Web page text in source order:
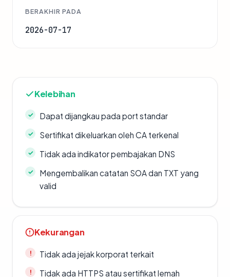
BERAKHIR PADA
2026-07-17
Kelebihan
Dapat dijangkau pada port standar
Sertifikat dikeluarkan oleh CA terkenal
Tidak ada indikator pembajakan DNS
Mengembalikan catatan SOA dan TXT yang
valid
Kekurangan
Tidak ada jejak korporat terkait
Tidak ada HTTPS atau sertifikat lemah